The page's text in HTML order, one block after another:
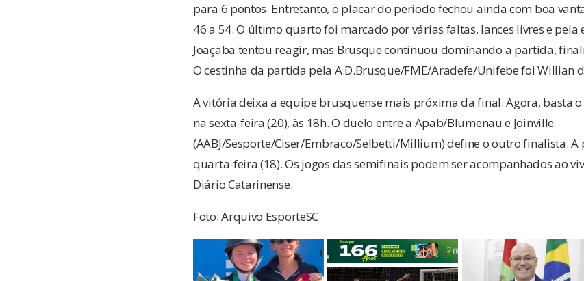
para 6 pontos. Entretanto, o placar do período fechou ainda com boa
46 a 54. O último quarto foi marcado por várias faltas, lances livres e pela
Joaçaba tentou reagir, mas Brusque continuou dominando a partida,
O cestinha da partida pela A.D.Brusque/FME/Aradefe/Unifebe foi Willian
A vitória deixa a equipe brusquense mais próxima da final. Agora, basta o
na sexta-feira (20), às 18h. O duelo entre a Apab/Blumenau e Joinville
(AABJ/Sesporte/Ciser/Embraco/Selbetti/Millium) define o outro finalista.
quarta-feira (18). Os jogos das semifinais podem ser acompanhados ao
Diário Catarinense.
Foto: Arquivo EsporteSC